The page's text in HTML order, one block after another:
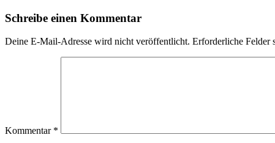
Schreibe einen Kommentar
Deine E-Mail-Adresse wird nicht veröffentlicht. Erforderliche Felder
Kommentar *